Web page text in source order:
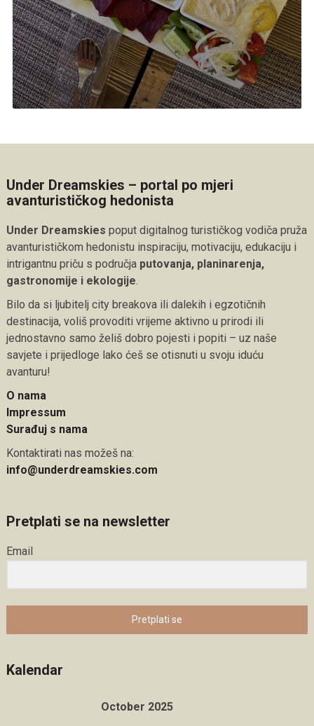
Under Dreamskies – portal po mjeri
avanturističkog hedonista
Under Dreamskies poput digitalnog turističkog vodiča pruža
avanturističkom hedonistu inspiraciju, motivaciju, edukaciju i
intrigantnu priču s područja putovanja, planinarenja,
gastronomije i ekologije.
Bilo da si ljubitelj city breakova ili dalekih i egzotičnih
destinacija, voliš provoditi vrijeme aktivno u prirodi ili
jednostavno samo želiš dobro pojesti i popiti – uz naše
savjete i prijedloge lako ćeš se otisnuti u svoju iduću
avanturu!
O nama
Impressum
Surađuj s nama
Kontaktirati nas možeš na:
info@underdreamskies.com
Pretplati se na newsletter
Email
Pretplati se
Kalendar
October 2025